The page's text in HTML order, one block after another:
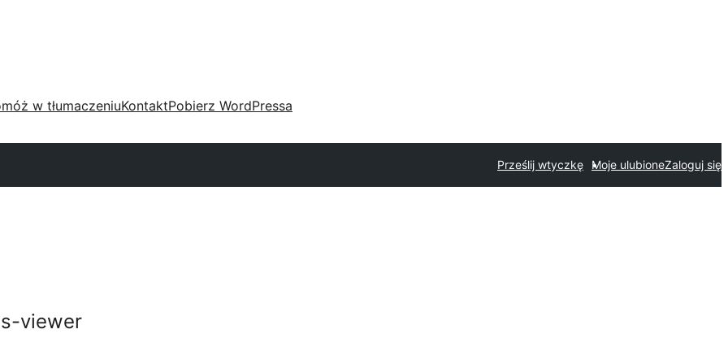
w tłumaczeniuKontaktPobierz WordPressa
Prześlij wtyczkę Moje ulubioneZaloguj się
viewer